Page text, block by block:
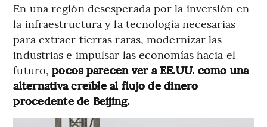
En una región desesperada por la inversión en
la infraestructura y la tecnología necesarias
para extraer tierras raras, modernizar las
industrias e impulsar las economías hacia el
futuro,pocos parecen ver a EE.UU. como una
alternativa creíble al flujo de dinero
procedente de Beijing.